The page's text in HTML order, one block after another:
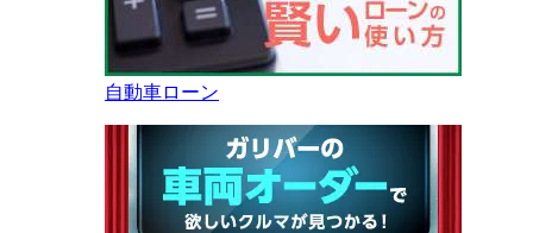
自動車ローン